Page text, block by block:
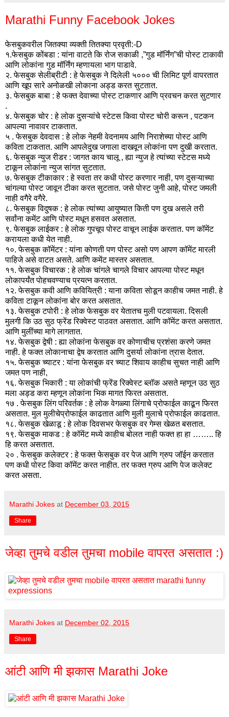
Marathi Funny Facebook Jokes
फेसबुकवरील जितक्या व्यक्ती तितक्या प्रवृती:-D
१.फेसबुक कोंबडा : यांना वाटते कि रोज सकाळी ,”गुड मॉर्निंग”ची पोस्ट टाकावी
आणि लोकांना गुड मॉर्निंग म्हणायला भाग पाडावे.
२. फेसबुक सेलीब्रीटी : हे फेसबुक ने दिलेली ५००० ची लिमिट पूर्ण वापरतात
आणि खूप सारे अनोळखी लोकाना अड्ड करत सुटतात.
३. फेसबुक बाबा : हे फक्त देवाच्या पोस्ट टाकणार आणि प्रवचन करत सुटणार
.
४. फेसबुक चोर : हे लोक दुसऱ्यांचे स्टेटस किवा पोस्ट चोरी करून , पटकन
आपल्या नावावर टाकतात.
५ . फेसबुक देवदास : हे लोक नेहमी वेदनामय आणि निराशेच्या पोस्ट आणि
कविता टाकतात. आणि आपलेदुख जगाला दाखवून लोकांना पण दुखी करतात.
६. फेसबुक न्युज रीडर : जागत काय चालू , ह्या न्युज हे त्यांच्या स्टेटस मध्ये
टाकून लोकांना न्युज सांगत सुटतात.
७. फेसबुक टीकाकार : हे स्वता तर कधी पोस्ट करणार नाही, पण दुसऱ्याच्या
चांगल्या पोस्ट जावून टीका करत सुटतात. जसे पोस्ट जुनी आहे, पोस्ट जमली
नाही वगैरे वगैरे.
८. फेसबुक विदुषक : हे लोक त्यांच्या आयुष्यात किती पण दुख असले तरी
सर्वांना कमेंट आणि पोस्ट मधून हसवत असतात.
९. फेसबुक लाईकर : हे लोक गुपचूप पोस्ट वाचून लाईक करतात. पण कॉमेंट
करायला कधी येत नाही.
१०. फेसबुक कॉमेंटर : यांना कोणती पण पोस्ट असो पण आपण कॉमेंट मारली
पाहिजे असे वाटत असते. आणि कमेंट मास्तर असतात.
११. फेसबुक विचारक : हे लोक चांगले चागले विचार आपल्या पोस्ट मधून
लोकापर्यंत पोहचवण्याच प्रयत्न करतात.
१२. फेसबुक कवी आणि कवियित्री : याना कविता सोडून काहीच जमत नाही. हे
कविता टाकून लोकांना बोर करत असतात.
१३. फेसबुक टपोरी : हे लोक फेसबुक वर येतातच मुली पटवायला. दिसली
मुलगी कि उठ सुठ फ्रेंड रिक्वेस्ट पाठवत असतात. आणि कॉमेंट करत असतात.
आणि मुलींच्या मागे लागतात.
१४. फेसबुक द्वेषी : ह्या लोकांना फेसबुक वर कोणाचीच प्रशंसा करणे जमत
नाही. हे फक्त लोकानाचा द्वेष करतात आणि दुसर्या लोकांना त्रास देतात.
१५. फेसबुक च्याटर : यांना फेसबुक वर च्याट शिवाय काहीच सुचत नाही आणि
जमत पण नाही,
१६. फेसबुक भिकारी : या लोकांची फ्रेंड रिक्वेस्ट ब्लॉक असते म्हणून उठ सुठ
मला अड्ड करा म्हणून लोकांना भिक मागत फिरत असतात.
१७ . फेसबुक लिंग परिवर्तक : हे लोक वेगळ्या लिंगाचे प्रोफाईल काढून फिरत
असतात. मुल मुलीचेप्रोफाईल काढतात आणि मुली मुलाचे प्रोफाईल काढतात.
१८. फेसबुक खेळाडू : हे लोक दिवसभर फेसबुक वर गेम्स खेळत बसतात.
१९. फेसबुक माकड : हे कॉमेंट मध्ये काहीच बोलत नाही फक्त हा हा …….. हि
हि करत असतात.
२० . फेसबुक कलेक्टर : हे फक्त फेसबुक वर पेज आणि ग्रुप जॉईन करतात
पण कधी पोस्ट किवा कॉमेंट करत नाहीत. तर फक्त ग्रुप आणि पेज कलेक्ट
करत असता.
Marathi Jokes at December 03, 2015
Share
जेव्हा तुमचे वडील तुमचा mobile वापरत असतात :)
Marathi Jokes at December 02, 2015
Share
आंटी आणि मी झकास Marathi Joke